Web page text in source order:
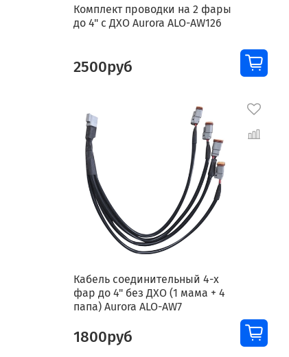
Комплект проводки на 2 фары
до 4" с ДХО Aurora ALO-AW126
2500руб
Кабель соединительный 4-х
фар до 4" без ДХО (1 мама + 4
папа) Aurora ALO-AW7
1800руб